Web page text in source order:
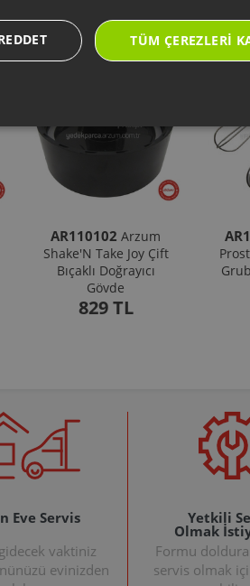
AR110102 Arzum
Shake'N Take Joy Çift
Bıçaklı Doğrayıcı
Gövde
829 TL
Eve Servis
vaktiniz
evinizden
Yetkili
Olmak
Formu
servis olmak
TÜM ÇEREZLERI